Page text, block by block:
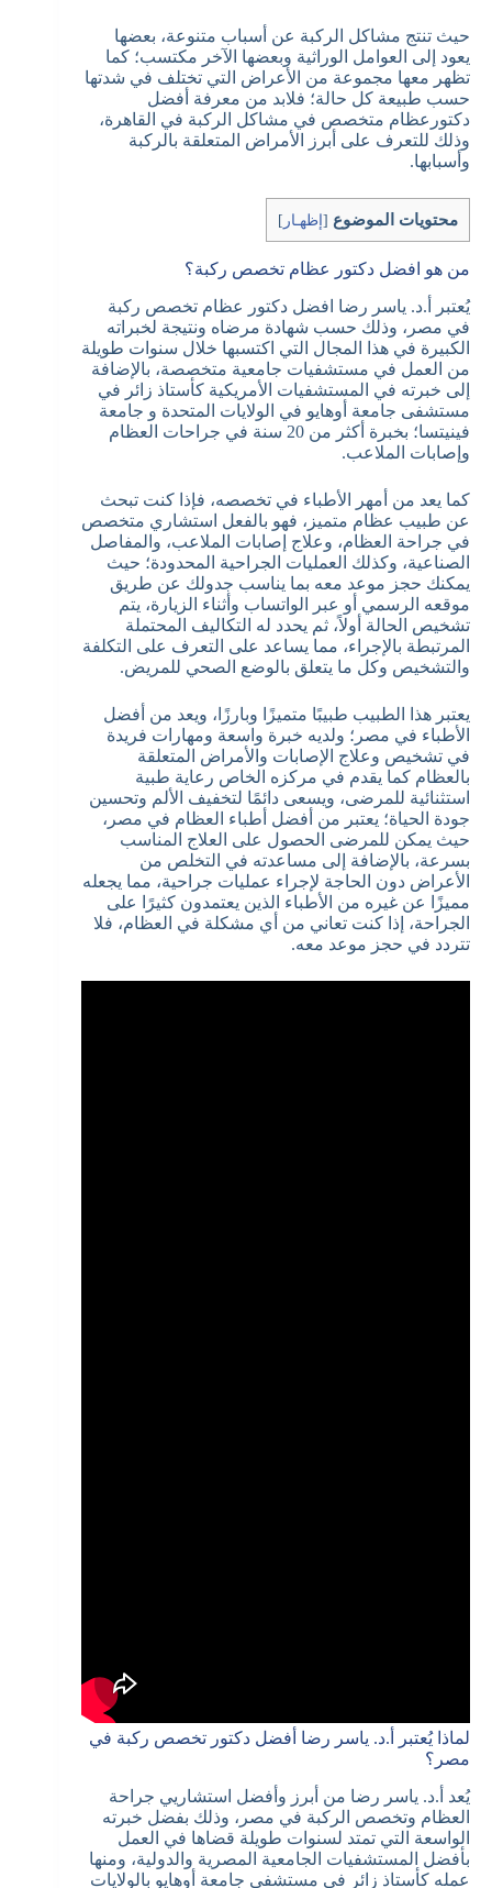
حيث تنتج مشاكل الركبة عن أسباب متنوعة، بعضها
يعود إلى العوامل الوراثية وبعضها الآخر مكتسب؛ كما
تظهر معها مجموعة من الأعراض التي تختلف في شدتها
حسب طبيعة كل حالة؛ فلابد من معرفة أفضل
دكتورعظام متخصص في مشاكل الركبة في القاهرة،
وذلك للتعرف على أبرز الأمراض المتعلقة بالركبة
وأسبابها.
محتويات الموضوع [ إظهـار ]
من هو افضل دكتور عظام تخصص ركبة؟
يُعتبر أ.د. ياسر رضا افضل دكتور عظام تخصص ركبة
في مصر، وذلك حسب شهادة مرضاه ونتيجة لخبراته
الكبيرة في هذا المجال التي اكتسبها خلال سنوات طويلة
من العمل في مستشفيات جامعية متخصصة، بالإضافة
إلى خبرته في المستشفيات الأمريكية كأستاذ زائر في
مستشفى جامعة أوهايو في الولايات المتحدة و جامعة
فينيتسا؛ بخبرة أكثر من 20 سنة في جراحات العظام
وإصابات الملاعب.
كما يعد من أمهر الأطباء في تخصصه، فإذا كنت تبحث
عن طبيب عظام متميز، فهو بالفعل استشاري متخصص
في جراحة العظام، وعلاج إصابات الملاعب، والمفاصل
الصناعية، وكذلك العمليات الجراحية المحدودة؛ حيث
يمكنك حجز موعد معه بما يناسب جدولك عن طريق
موقعه الرسمي أو عبر الواتساب وأثناء الزيارة، يتم
تشخيص الحالة أولاً، ثم يحدد له التكاليف المحتملة
المرتبطة بالإجراء، مما يساعد على التعرف على التكلفة
والتشخيص وكل ما يتعلق بالوضع الصحي للمريض.
يعتبر هذا الطبيب طبيبًا متميزًا وبارزًا، ويعد من أفضل
الأطباء في مصر؛ ولديه خبرة واسعة ومهارات فريدة
في تشخيص وعلاج الإصابات والأمراض المتعلقة
بالعظام كما يقدم في مركزه الخاص رعاية طبية
استثنائية للمرضى، ويسعى دائمًا لتخفيف الألم وتحسين
جودة الحياة؛ يعتبر من أفضل أطباء العظام في مصر،
حيث يمكن للمرضى الحصول على العلاج المناسب
بسرعة، بالإضافة إلى مساعدته في التخلص من
الأعراض دون الحاجة لإجراء عمليات جراحية، مما يجعله
مميزًا عن غيره من الأطباء الذين يعتمدون كثيرًا على
الجراحة، إذا كنت تعاني من أي مشكلة في العظام، فلا
تتردد في حجز موعد معه.
لماذا يُعتبر أ.د. ياسر رضا أفضل دكتور تخصص ركبة في
مصر؟
يُعد أ.د. ياسر رضا من أبرز وأفضل استشاريي جراحة
العظام وتخصص الركبة في مصر، وذلك بفضل خبرته
الواسعة التي تمتد لسنوات طويلة قضاها في العمل
بأفضل المستشفيات الجامعية المصرية والدولية، ومنها
عمله كأستاذ زائر في مستشفى جامعة أوهايو بالولايات